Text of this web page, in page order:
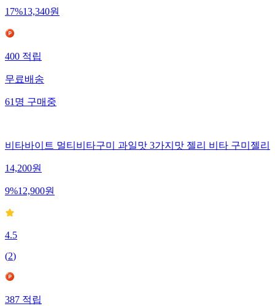
17%13,340원
400 적립
무료배송
61 명 구매중
비타바이트 멀티비타구미 과일맛 3가지맛 젤리 비타 구미젤리
14,200원
9%12,900원
4.5
(2)
387 적립